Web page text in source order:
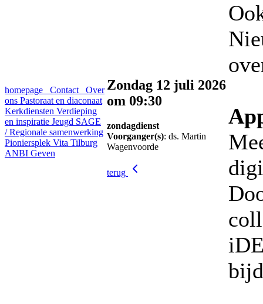
homepage Contact
Over
ons Pastoraat en diaconaat
Kerkdiensten Verdieping
en inspiratie Jeugd SAGE
/ Regionale samenwerking
Pioniersplek Vita Tilburg
ANBI Geven
Zondag 12 juli 2026
om 09:30
zondagdienst
Voorganger(s): ds. Martin
Wagenvoorde
terug